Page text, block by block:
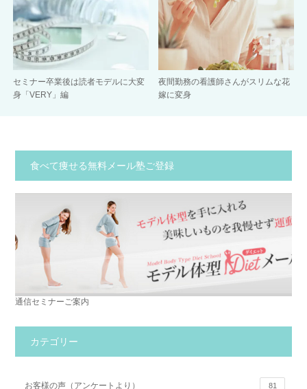
セミナー卒業後は読者モデルに大変
身「VERY」編
夜間勤務の看護師さんがスリムな花
嫁に変身
食べて痩せる無料メール塾ご登録
通信セミナーご案内
カテゴリー
お客様の声（アンケートより） 81